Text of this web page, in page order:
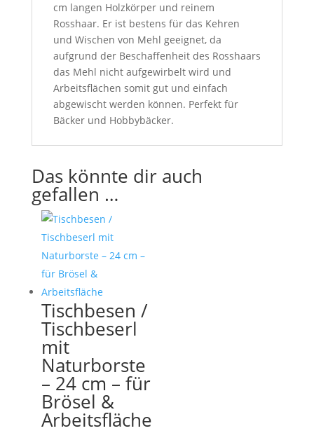
cm langen Holzkörper und reinem
Rosshaar. Er ist bestens für das Kehren
und Wischen von Mehl geeignet, da
aufgrund der Beschaffenheit des Rosshaars
das Mehl nicht aufgewirbelt wird und
Arbeitsflächen somit gut und einfach
abgewischt werden können. Perfekt für
Bäcker und Hobbybäcker.
Das könnte dir auch
gefallen …
Tischbesen /
Tischbeserl
mit
Naturborste
– 24 cm – für
Brösel &
Arbeitsfläche